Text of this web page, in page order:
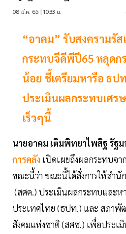
08 มี.ค. 65 | 10:33 น.
“อาคม” รับสงครามรัส
กระทบจีดีพีปี65 หลุดก
น้อย ชี้เตรียมหารือ ธป
ประเมินผลกระทบเศร
เร็วๆนี้
นายอาคม เติมพิทยาไพสิฐ รัฐม
การคลัง เปิดเผยถึงผลกระทบจาก
ขณะนี้ว่า ขณะนี้ได้สั่งการให้สำนั
(สศค.) ประเมินผลกระทบและห
ประเทศไทย (ธปท.) และ สภาพั
สังคมแห่งชาติ (สศช.) เพื่อประเ